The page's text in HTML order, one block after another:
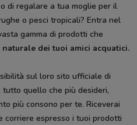
di regalare a tua moglie per il
o pesci tropicali? Entra nel
gamma di prodotti che
naturale dei tuoi amici acquatici.
sul loro sito ufficiale di
quello che più desideri,
più consono per te. Riceverai
corriere espresso i tuoi prodotti